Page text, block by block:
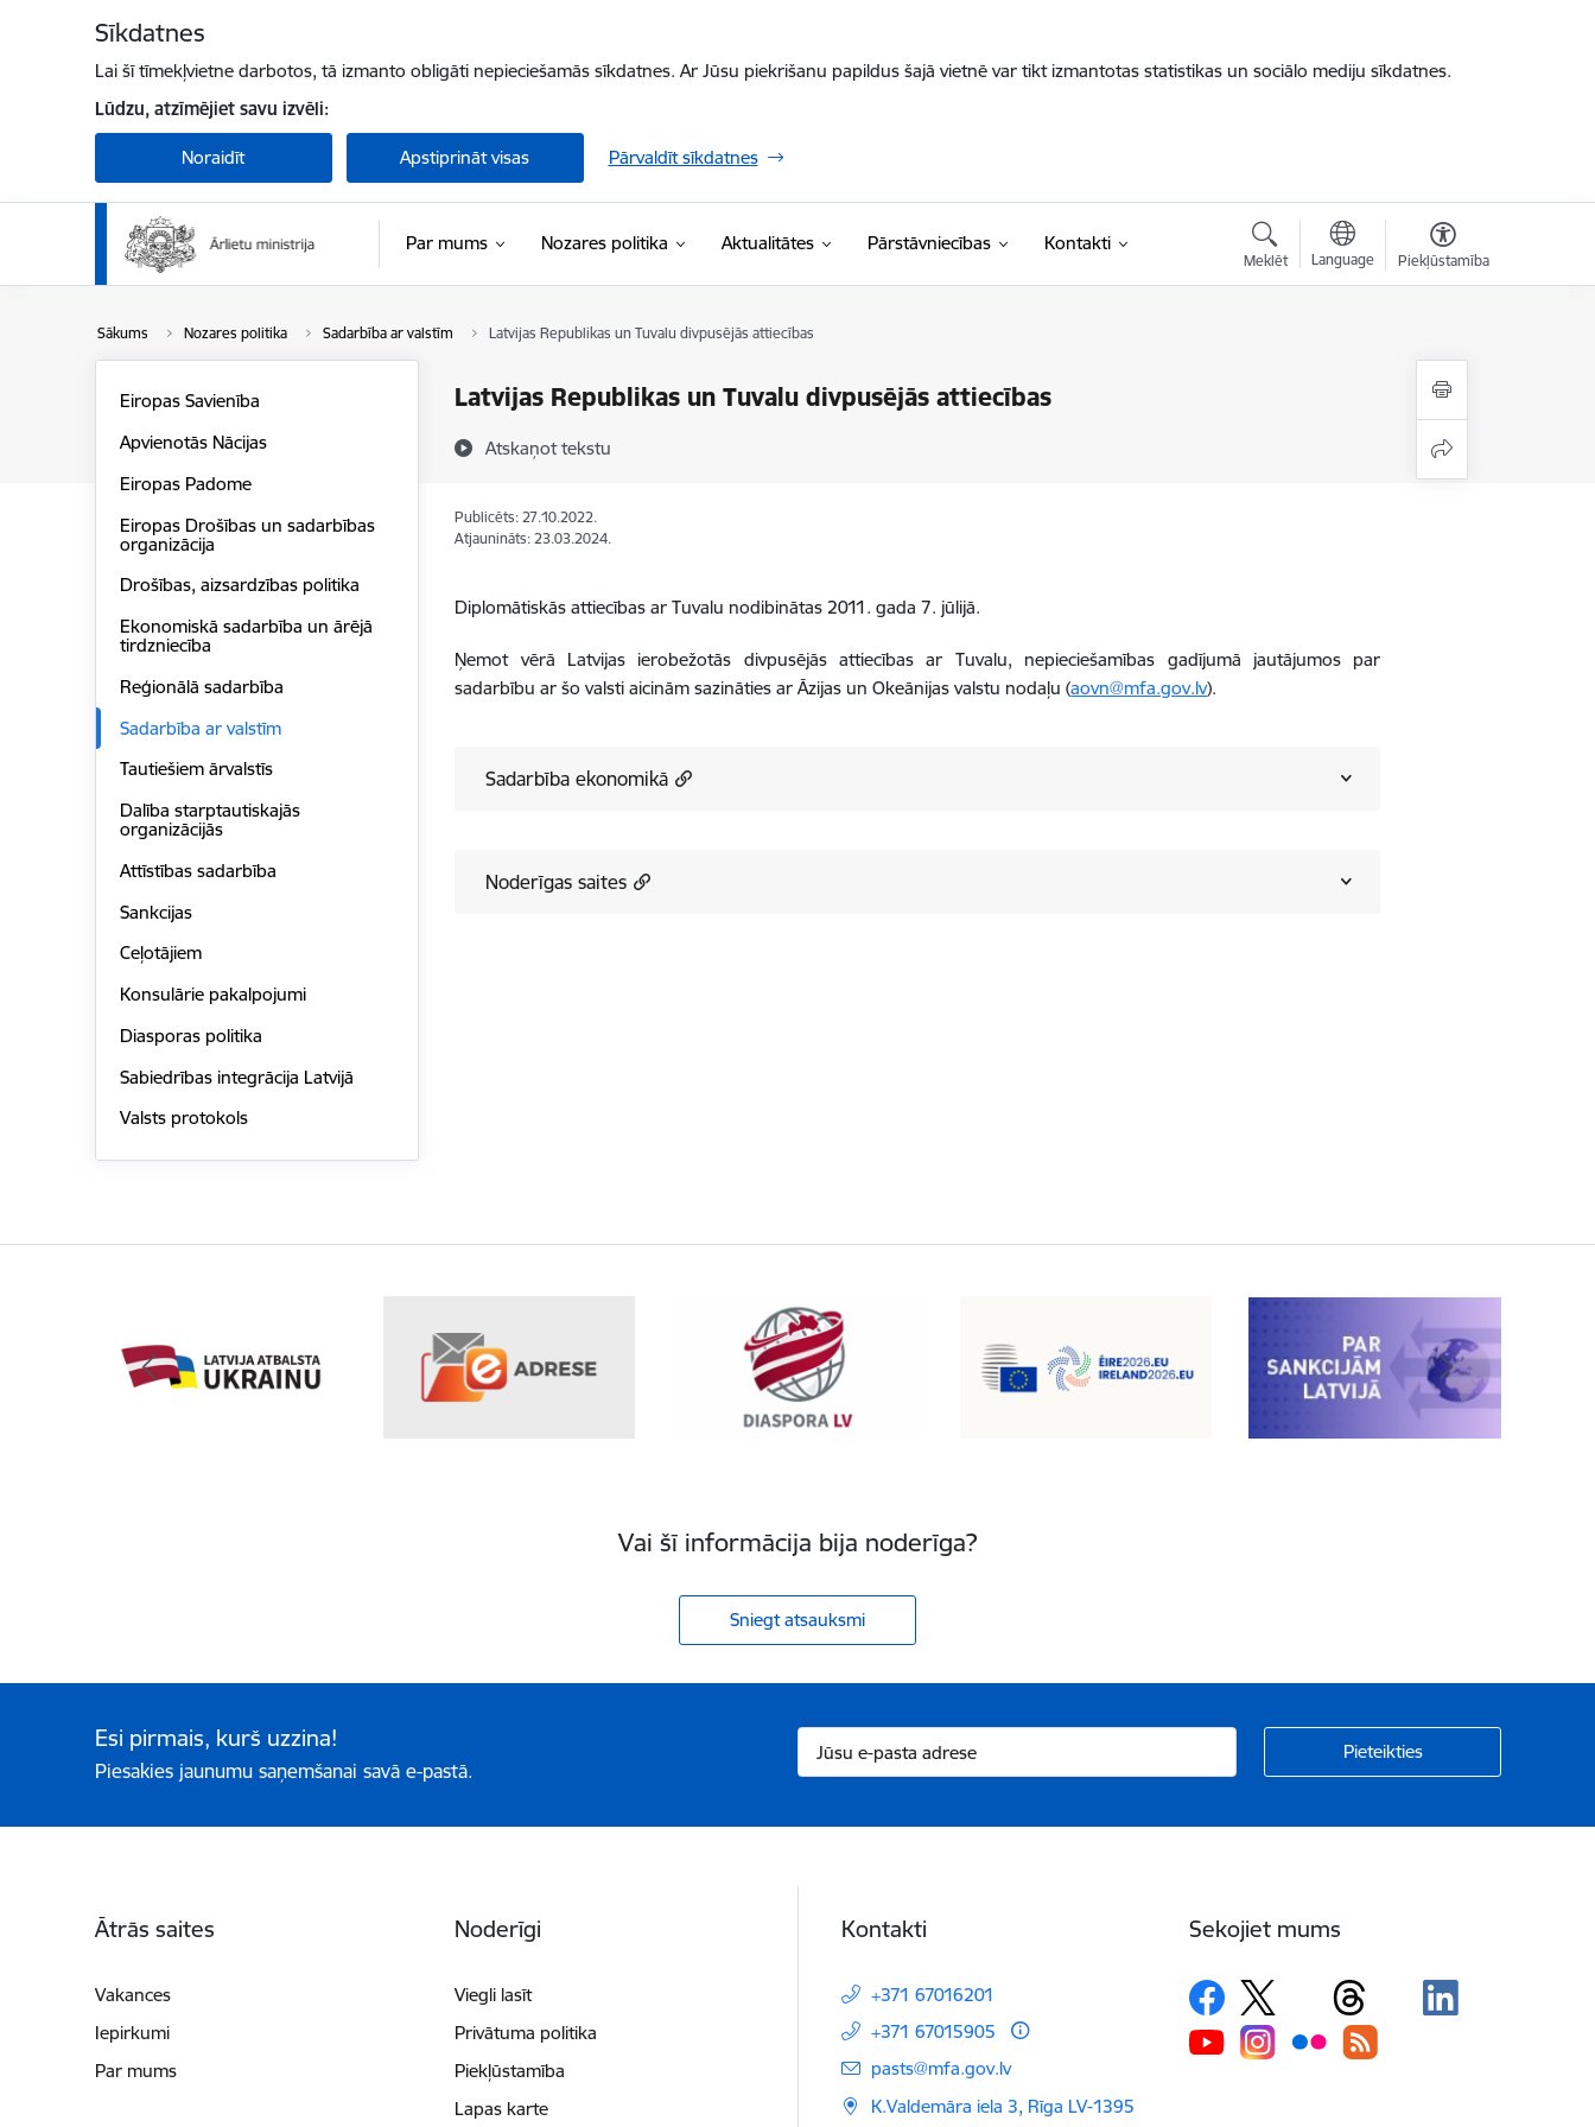
Sīkdatnes
Lai šī tīmekļvietne darbotos, tā izmanto obligāti nepieciešamās sīkdatnes. Ar Jūsu piekrišanu papildus šajā vietnē var tikt izmantotas statistikas un sociālo mediju sīkdatnes.
Lūdzu, atzīmējiet savu izvēli:
Noraidīt Apstiprināt visas Pārvaldīt sīkdatnes
Par mums Nozares politika Aktualitātes Pārstāvniecības Kontakti
Meklēt Language Piekļūstamība
Sākums Nozares politika Sadarbība ar valstīm Latvijas Republikas un Tuvalu divpusējās attiecības
Latvijas Republikas un Tuvalu divpusējās attiecības
Atskaņot tekstu
Eiropas Savienība
Apvienotās Nācijas
Eiropas Padome
Eiropas Drošības un sadarbības
organizācija
Drošības, aizsardzības politika
Ekonomiskā sadarbība un ārējā
tirdzniecība
Reģionālā sadarbība
Sadarbība ar valstīm
Tautiešiem ārvalstīs
Dalība starptautiskajās
organizācijās
Attīstības sadarbība
Sankcijas
Ceļotājiem
Konsulārie pakalpojumi
Diasporas politika
Sabiedrības integrācija Latvijā
Valsts protokols
Publicēts: 27.10.2022.
Atjaunināts: 23.03.2024.
Diplomātiskās attiecības ar Tuvalu nodibinātas 2011. gada 7. jūlijā.
Ņemot vērā Latvijas ierobežotās divpusējās attiecības ar Tuvalu, nepieciešamības gadījumā jautājumos par
sadarbību ar šo valsti aicinām sazināties ar Āzijas un Okeānijas valstu nodaļu (aovn@mfa.gov.lv).
Sadarbība ekonomikā
Noderīgas saites
Vai šī informācija bija noderīga?
Sniegt atsauksmi
Esi pirmais, kurš uzzina!
Piesakies jaunumu saņemšanai savā e-pastā.
Ātrās saites
Vakances
Iepirkumi
Par mums
Noderīgi
Viegli lasīt
Privātuma politika
Piekļūstamība
Lapas karte
Kontakti
+371 67016201
+371 67015905
E-pasts:
pasts@mfa.gov.lv
K.Valdemāra iela 3, Rīga LV-1395
Sekojiet mums